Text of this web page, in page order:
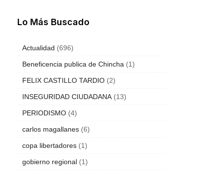
Lo Más Buscado
Actualidad (696)
Beneficencia publica de Chincha (1)
FELIX CASTILLO TARDIO (2)
INSEGURIDAD CIUDADANA (13)
PERIODISMO (4)
carlos magallanes (6)
copa libertadores (1)
gobierno regional (1)